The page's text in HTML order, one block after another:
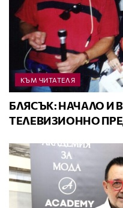
КЪМ ЧИТАТЕЛЯ
БЛЯСЪК: НАЧАЛО И
ТЕЛЕВИЗИОННО